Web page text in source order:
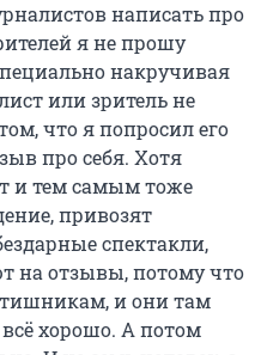
написать про
я не прошу
накручивая
или зритель не
что я попросил его
про себя. Хотя
и тем самым тоже
привозят
спектакли,
на отзывы, потому что
и они там
хорошо. А потом